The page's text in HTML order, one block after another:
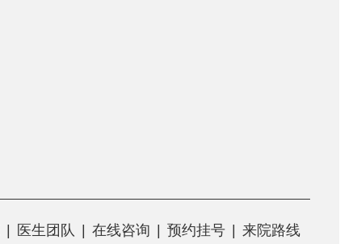
| 医生团队 | 在线咨询 | 预约挂号 | 来院路线